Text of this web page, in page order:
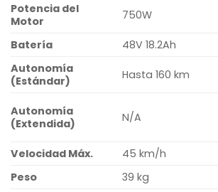
Potencia del
Motor
750W
Batería 48V 18.2Ah
Autonomía
(Estándar)
Hasta 160 km
Autonomía
(Extendida)
N/A
Velocidad Máx.
45 km/h
Peso
39 kg